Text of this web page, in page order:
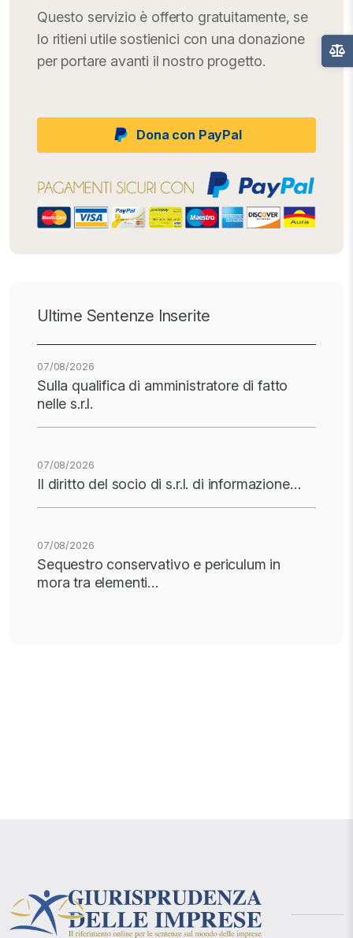
Questo servizio è offerto gratuitamente, se
lo ritieni utile sostienici con una donazione
per portare avanti il nostro progetto.
Dona con PayPal
Ultime Sentenze Inserite
07/08/2026
Sulla qualifica di amministratore di fatto
nelle s.r.l.
07/08/2026
Il diritto del socio di s.r.l. di informazione…
07/08/2026
Sequestro conservativo e periculum in
mora tra elementi…